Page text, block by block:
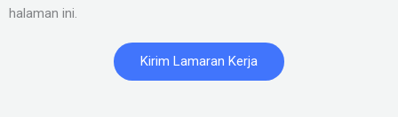
halaman ini.
Kirim Lamaran Kerja